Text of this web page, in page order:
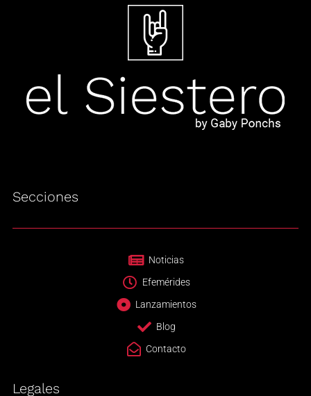
Secciones
Noticias
Efemérides
Lanzamientos
Blog
Contacto
Legales